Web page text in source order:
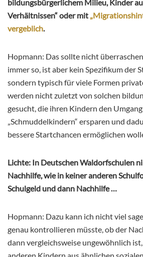
bildungsbürgerlichem Milieu, Kinder
Verhältnissen“ oder mit
vergeblich.
Hopmann: Das sollte nicht
immer so, ist aber kein Spezifikum der
sondern typisch für viele Formen
werden nicht zuletzt von solchen
gesucht, die ihren Kindern den
„Schmuddelkindern“ ersparen und
bessere Startchancen ermöglichen
Lichte: In Deutschen Waldorfschulen
Nachhilfe, wie in keiner anderen
Schulgeld und dann Nachhilfe …
Hopmann: Dazu kann ich nicht viel
genau kontrollieren müsste, ob der
dann vergleichsweise ungewöhnlich